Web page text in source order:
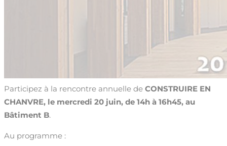
Participez à la rencontre annuelle de CONSTRUIRE EN
CHANVRE, le mercredi 20 juin, de 14h à 16h45, au
Bâtiment B.
Au programme :